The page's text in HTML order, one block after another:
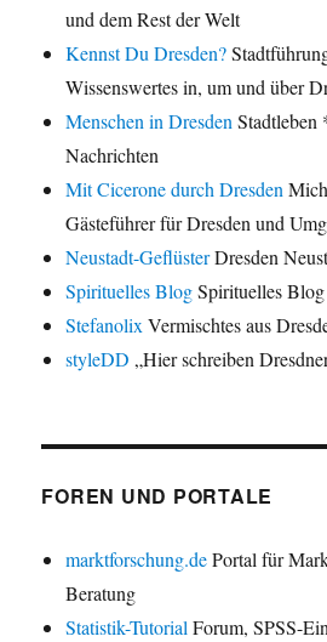
und dem Rest der Welt
Kennst Du Dresden?
Wissenswertes in, um und über
Menschen in Dresden
Nachrichten
Mit Cicerone durch Dresden
Gästeführer für Dresden und
Neustadt-GeflüsterDresden
Spirituelles BlogSpirituelles Blog
StefanolixVermischtes aus
styleDD „Hier schreiben
FOREN UND PORTALE
marktforschung.dePortal für
Beratung
Statistik-TutorialForum, SPSS-